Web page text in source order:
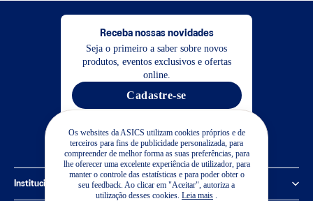
Os websites da ASICS utilizam cookies próprios e de
terceiros para fins de publicidade personalizada, para
compreender de melhor forma as suas preferências, para
lhe oferecer uma excelente experiência de utilizador, para
manter o controle das estatísticas e para poder obter o
seu feedback. Ao clicar em "Aceitar", autoriza a
utilização desses cookies. Leia mais
Receba nossas novidades
Seja o primeiro a saber sobre novos
produtos, eventos exclusivos e ofertas
online.
Cadastre-se
Institucional